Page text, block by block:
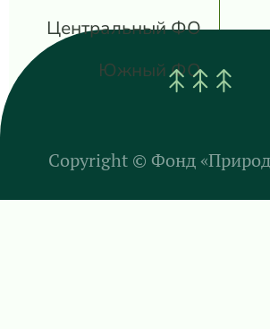
Центральный ФО
Южный ФО
Copyright © Фонд